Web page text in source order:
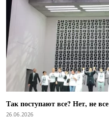
Так поступают все? Нет, не все
26.06.2026